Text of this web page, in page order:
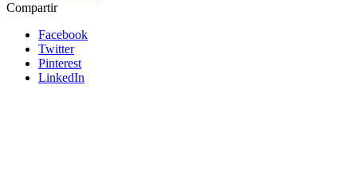
Compartir
Facebook
Twitter
Pinterest
LinkedIn